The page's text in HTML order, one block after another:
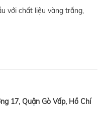
với chất liệu vàng trắng,
17, Quận Gò Vấp, Hồ Chí